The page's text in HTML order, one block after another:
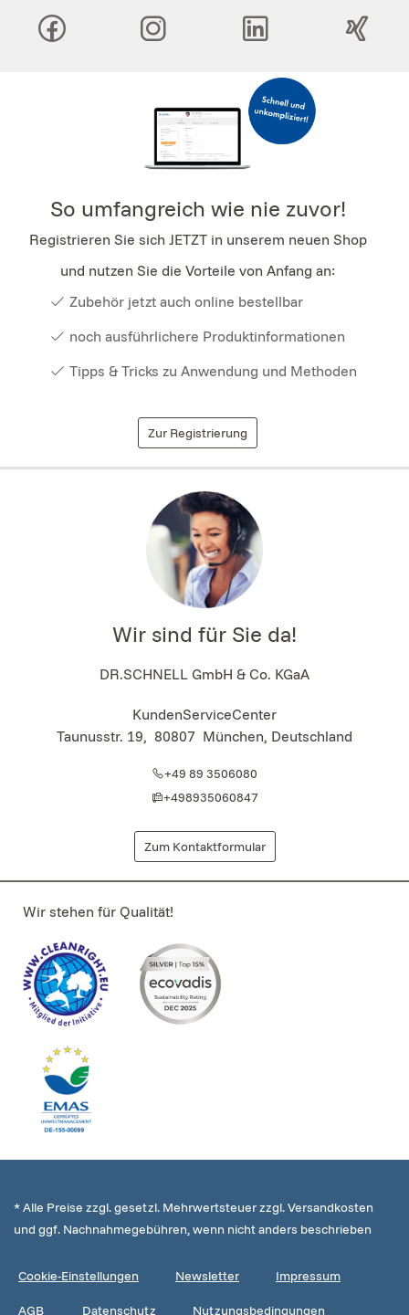
So umfangreich wie nie zuvor!
Registrieren Sie sich JETZT in unserem neuen Shop
und nutzen Sie die Vorteile von Anfang an:
Zubehör jetzt auch online bestellbar
noch ausführlichere Produktinformationen
Tipps & Tricks zu Anwendung und Methoden
Zur Registrierung
Wir sind für Sie da!
DR.SCHNELL GmbH & Co. KGaA
KundenServiceCenter
Taunusstr. 19, 80807 München, Deutschland
+49 89 3506080
+498935060847
Zum Kontaktformular
Wir stehen für Qualität!
* Alle Preise zzgl. gesetzl. Mehrwertsteuer zzgl. Versandkosten
und ggf. Nachnahmegebühren, wenn nicht anders beschrieben
Cookie-Einstellungen Newsletter Impressum
AGB Datenschutz Nutzungsbedingungen